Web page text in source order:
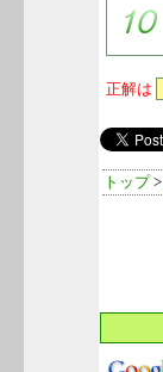
正解は
トップ>